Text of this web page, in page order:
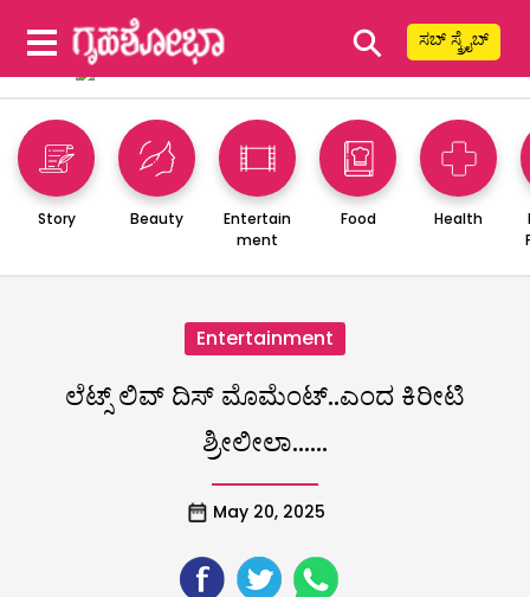
⚲ ಸಬ್ ಸ್ಕ್ರೈಬ್
Story Beauty
Entertain
ment
Food Health
Entertainment
ಲೆಟ್ಸ್ ಲಿವ್ ದಿಸ್ ಮೊಮೆಂಟ್..ಎಂದ ಕಿರೀಟಿ
ಶ್ರೀಲೀಲಾ……
May 20, 2025